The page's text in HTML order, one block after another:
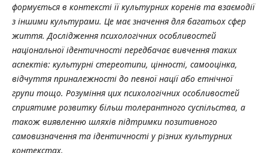
формується в контексті її культурних коренів та взаємодії
з іншими культурами. Це має значення для багатьох сфер
життя. Дослідження психологічних особливостей
національної ідентичності передбачає вивчення таких
аспектів: культурні стереотипи, цінності, самооцінка,
відчуття приналежності до певної нації або етнічної
групи тощо. Розуміння цих психологічних особливостей
сприятиме розвитку більш толерантного суспільства, а
також виявленню шляхів підтримки позитивного
самовизначення та ідентичності у різних культурних
контекстах.